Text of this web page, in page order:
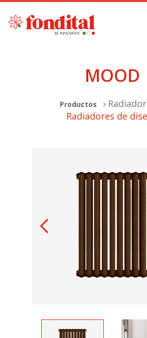
MOOD
Productos
Radiadores de